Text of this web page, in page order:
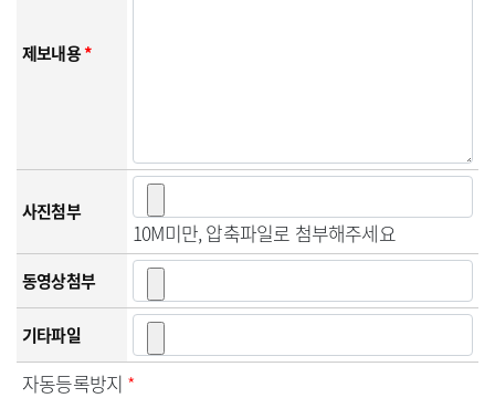
제보내용*
사진첨부
10M미만, 압축파일로 첨부해주세요
동영상첨부
기타파일
자동등록방지 *